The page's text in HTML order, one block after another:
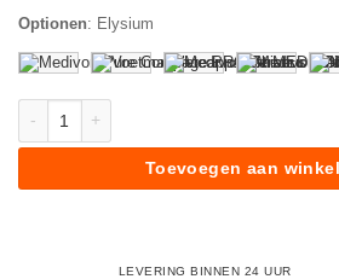
Optionen: Elysium
Toevoegen aan
LEVERING BINNEN 24 UUR